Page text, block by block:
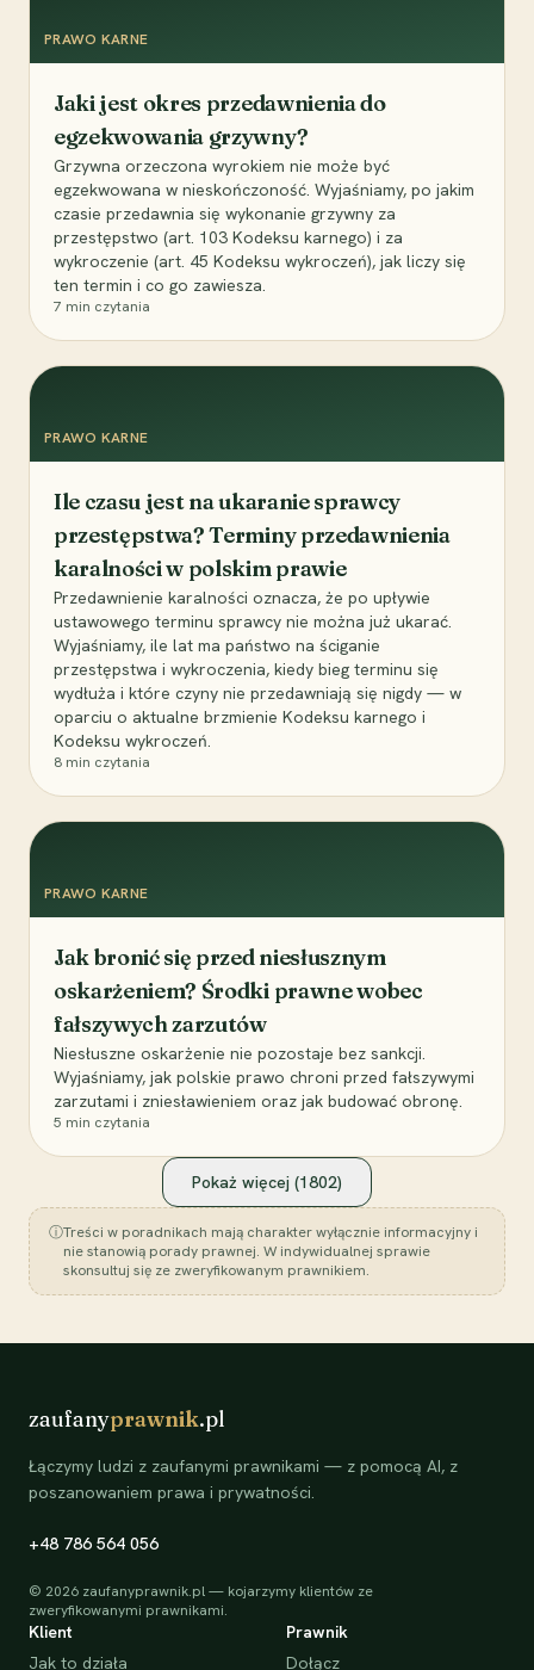
PRAWO KARNE
Jaki jest okres przedawnienia do
egzekwowania grzywny?
Grzywna orzeczona wyrokiem nie może być
egzekwowana w nieskończoność. Wyjaśniamy, po jakim
czasie przedawnia się wykonanie grzywny za
przestępstwo (art. 103 Kodeksu karnego) i za
wykroczenie (art. 45 Kodeksu wykroczeń), jak liczy się
ten termin i co go zawiesza.
7 min czytania
PRAWO KARNE
Ile czasu jest na ukaranie sprawcy
przestępstwa? Terminy przedawnienia
karalności w polskim prawie
Przedawnienie karalności oznacza, że po upływie
ustawowego terminu sprawcy nie można już ukarać.
Wyjaśniamy, ile lat ma państwo na ściganie
przestępstwa i wykroczenia, kiedy bieg terminu się
wydłuża i które czyny nie przedawniają się nigdy — w
oparciu o aktualne brzmienie Kodeksu karnego i
Kodeksu wykroczeń.
8 min czytania
PRAWO KARNE
Jak bronić się przed niesłusznym
oskarżeniem? Środki prawne wobec
fałszywych zarzutów
Niesłuszne oskarżenie nie pozostaje bez sankcji.
Wyjaśniamy, jak polskie prawo chroni przed fałszywymi
zarzutami i zniesławieniem oraz jak budować obronę.
5 min czytania
Pokaż więcej (1802)
ⓘTreści w poradnikach mają charakter wyłącznie informacyjny i
nie stanowią porady prawnej. W indywidualnej sprawie
skonsultuj się ze zweryfikowanym prawnikiem.
zaufanyprawnik.pl
Łączymy ludzi z zaufanymi prawnikami — z pomocą AI, z
poszanowaniem prawa i prywatności.
+48 786 564 056
© 2026 zaufanyprawnik.pl — kojarzymy klientów ze
zweryfikowanymi prawnikami.
Klient
Jak to działa
Prawnik
Dołącz